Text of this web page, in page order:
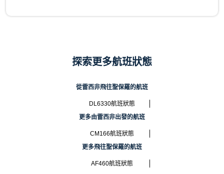
探索更多航班狀態
從雷西非飛往聖保羅的航班
DL6330航班狀態
更多由雷西非出發的航班
CM166航班狀態
更多飛往聖保羅的航班
AF460航班狀態